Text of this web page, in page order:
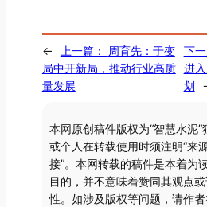
← 上一篇：
周育先：于变
局中开新局，推动行业高质
量发展
下一
进
划
本网原创稿件版权为“智慧水泥
或个人在转载使用时须注明“来
接”。本网转载的稿件是本着为
目的，并不意味着赞同其观点
性。如涉及版权等问题，请作